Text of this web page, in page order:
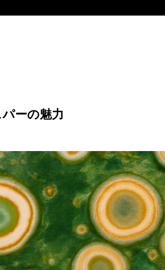
ーの魅力